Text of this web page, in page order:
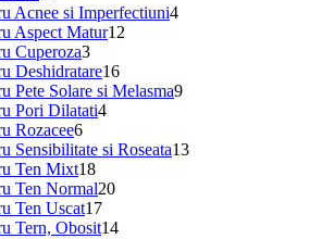
de
produse
Acnee si Imperfectiuni44
Aspect Matur12
Cuperoza33
produse
Deshidratare1616
produse
Pete Solare si Melasma99
Pori Dilatati44
Rozacee66
produse
Sensibilitate si Roseata1313
Ten Mixt1818
produse
Ten Normal2020
produse
Ten Uscat1717
produse
Tern, Obosit1414